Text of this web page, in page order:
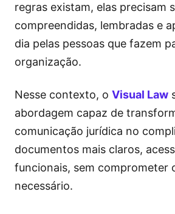
regras existam, elas precisam
compreendidas, lembradas e
dia pelas pessoas que fazem
organização.
Nesse contexto, o Visual Law
abordagem capaz de
comunicação jurídica no
documentos mais claros,
funcionais, sem comprometer
necessário.